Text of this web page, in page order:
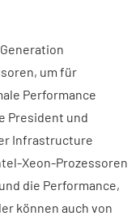
um für
Performance
President und
Infrastructure
Xeon-Prozessoren
die Performance,
können auch von